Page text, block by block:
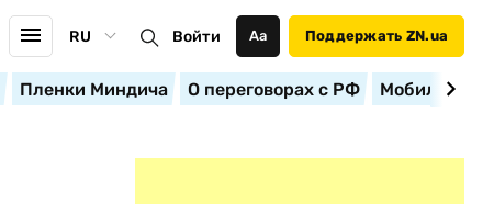
RU Войти Аа Поддержать ZN.ua
Пленки Миндича О переговорах с РФ